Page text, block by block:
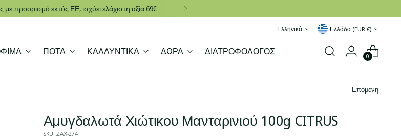
με προορισμό εκτός ΕΕ, ισχύει ελάχιστη αξία 69€
Γλώσσα
Ελληνικά Νόμισμα Ελλάδα (EUR €)
ΠΟΤΑ ΚΑΛΛΥΝΤΙΚΑ ΔΩΡΑ ΔΙΑΤΡΟΦΟΛΟΓΟΣ 0
Επόμενη
Αμυγδαλωτά Χιώτικου Μανταρινιού 100g CITRUS
SKU: ΖΑΧ-274